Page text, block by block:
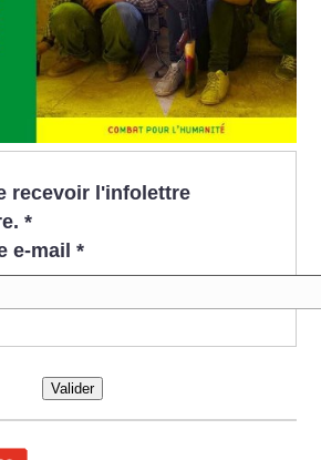
recevoir l'infolettre
*
e-mail *
Valider